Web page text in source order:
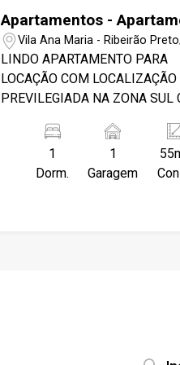
Apartamentos -
Vila Ana Maria - Ribeirão
LINDO APARTAMENTO PARA
LOCAÇÃO COM LOCALIZAÇÃO
PREVILEGIADA NA ZONA SUL
ARMÁRIOS PLANEJADOS, AR
CONDICIONADO, VENTILADOR
TETO, SALA COM SACADA
1
Dorm.
1
Garagem